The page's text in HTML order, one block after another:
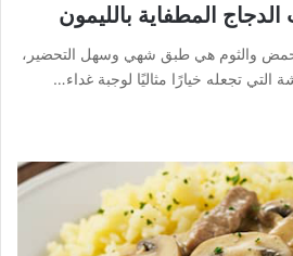
المطفاية بالليمون
والثوم هي طبق شهي وسهل التحضير،
التي تجعله خيارًا مثاليًا لوجبة غداء…